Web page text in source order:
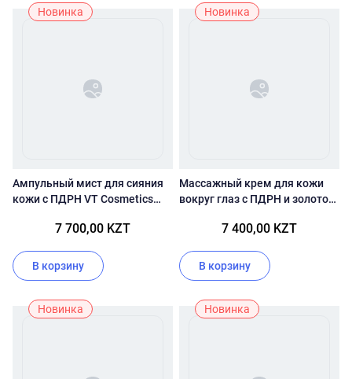
Новинка
Ампульный мист для сияния
кожи с ПДРН VT Cosmetics
7 700,00 KZT
В корзину
Новинка
Массажный крем для кожи
вокруг глаз с ПДРН и золотом
Shot Eye Lifter7 400,00 KZT
В корзину
Новинка Новинка